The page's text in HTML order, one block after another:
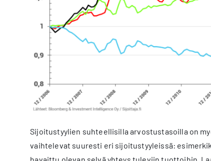
Sijoitustyylien suhteellisilla arvostustasoilla on
vaihtelevat suuresti eri sijoitustyyleissä: